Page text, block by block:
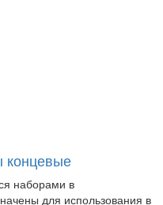
наборами в
для использования в